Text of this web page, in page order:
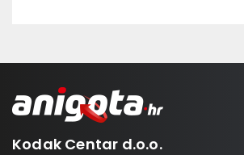
Kodak Centar d.o.o.